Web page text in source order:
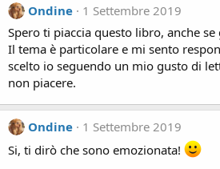
Ondine
1 Settembre 2019
Spero ti piaccia questo libro, anche
Il tema è particolare e mi sento
scelto io seguendo un mio gusto di
non piacere.
Ondine
1 Settembre 2019
Si, ti dirò che sono emozionata!